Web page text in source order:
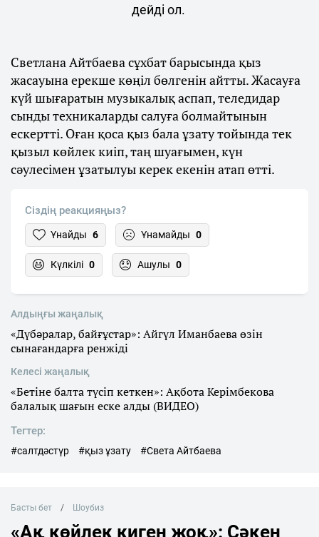
дейді ол.
Светлана Айтбаева сұхбат барысында қыз
жасауына ерекше көңіл бөлгенін айтты. Жасауға
күй шығаратын музыкалық аспап, теледидар
сынды техникаларды салуға болмайтынын
ескертті. Оған қоса қыз бала ұзату тойында тек
қызыл көйлек киіп, таң шуағымен, күн
сәулесімен ұзатылуы керек екенін атап өтті.
Сіздің реакцияңыз?
Ұнайды 6 Ұнамайды 0
Күлкілі 0 Ашулы 0
Алдыңғы жаңалық
«Дүбәралар, байғұстар»: Айгүл Иманбаева өзін
сынағандарға ренжіді
Келесі жаңалық
«Бетіне балта түсіп кеткен»: Ақбота Керімбекова
балалық шағын еске алды (ВИДЕО)
Тегтер:
#салтдәстүр #қыз ұзату #Света Айтбаева
Басты бет Шоубиз
«Ақ көйлек киген жоқ»: Сәкен